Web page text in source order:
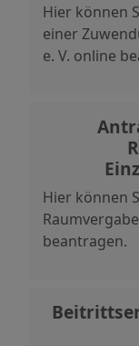
Hier können
einer
e. V. online
Hier können
beantragen.